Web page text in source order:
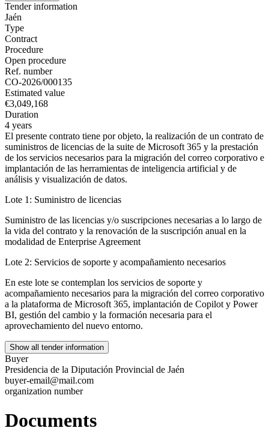
Tender information
Jaén
Type
Contract
Procedure
Open procedure
Ref. number
CO-2026/000135
Estimated value
€3,049,168
Duration
4 years
El presente contrato tiene por objeto, la realización de un contrato de
suministros de licencias de la suite de Microsoft 365 y la prestación
de los servicios necesarios para la migración del correo corporativo e
implantación de las herramientas de inteligencia artificial y de
análisis y visualización de datos.
Lote 1: Suministro de licencias
Suministro de las licencias y/o suscripciones necesarias a lo largo de
la vida del contrato y la renovación de la suscripción anual en la
modalidad de Enterprise Agreement
Lote 2: Servicios de soporte y acompañamiento necesarios
En este lote se contemplan los servicios de soporte y
acompañamiento necesarios para la migración del correo corporativo
a la plataforma de Microsoft 365, implantación de Copilot y Power
BI, gestión del cambio y la formación necesaria para el
aprovechamiento del nuevo entorno.
Show all tender information
Buyer
Presidencia de la Diputación Provincial de Jaén
buyer-email@mail.com
organization number
Documents